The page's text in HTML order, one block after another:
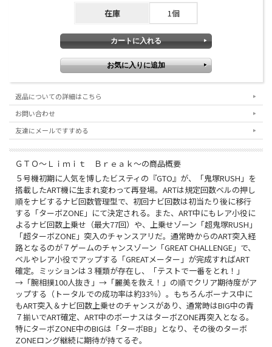
在庫 1個
返品についての詳細はこちら
お問い合わせ
友達にメールですすめる
ＧＴＯ～Ｌｉｍｉｔ Ｂｒｅａｋ～の商品概要
５号機初期に人気を博したビスティの『GTO』が、「鬼塚RUSH」を
搭載したART機に生まれ変わって再登場。ARTは規定回数ベルの押し
順をナビするナビ回数管理型で、初回ナビ回数は初当たり後に移行
する「ターボZONE」にて決定される。また、ART中にもレア小役に
よるナビ回数上乗せ（最大77回）や、上乗せゾーン「超鬼塚RUSH」
「超ターボZONE」突入のチャンスアリだ。通常時からのART突入経
路となるのが７ゲームのチャンスゾーン「GREAT CHALLENGE」で、
ベルやレア小役でアップする「GREATメーター」が完成すればART
確定。ミッションは３種類が存在し、「テストで一番をとれ！」
→「腕相撲100人抜き」→「麗美を救え！」の順でクリア期待度がア
ップする（トータルでの成功率は約33％）。もちろんボーナス中に
もART突入＆ナビ回数上乗せのチャンスがあり、通常時はBIG中の青
７揃いでART確定、ART中のボーナスはターボZONE再突入となる。
特にターボZONE中のBIGは「ターボBB」となり、その後のターボ
ZONEロング継続に期待が持てるぞ。